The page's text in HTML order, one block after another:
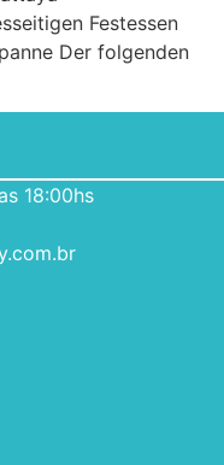
Festessen
Der folgenden
18:00hs